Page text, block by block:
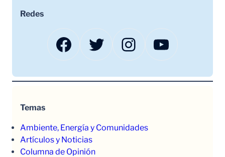
Redes
Facebook Twitter Instagram YouTube
Temas
Ambiente, Energía y Comunidades
Artículos y Noticias
Columna de Opinión